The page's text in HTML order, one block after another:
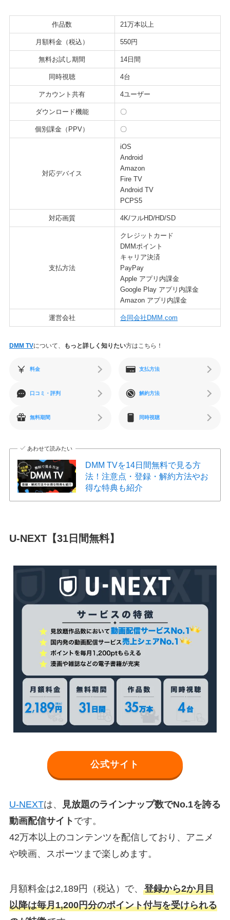
作品数 21万本以上
月額料金（税込） 550円
無料お試し期間 14日間
同時視聴 4台
アカウント共有 4ユーザー
ダウンロード機能 〇
個別課金（PPV） 〇
対応デバイス
iOS
Android
Amazon
Fire TV
Android TV
PCPS5
対応画質 4K/フルHD/HD/SD
支払方法
クレジットカード
DMMポイント
キャリア決済
PayPay
Apple アプリ内課金
Google Play アプリ内課金
Amazon アプリ内課金
運営会社 合同会社DMM.com
DMM TVについて、 もっと詳しく知りたい方はこちら！
料金 支払方法
口コミ・評判 解約方法
無料期間 同時視聴
あわせて読みたい
DMM TVを14日間無料で見る方
法！注意点・登録・解約方法やお
得な特典も紹介
U-NEXT【31日間無料】
公式サイト
U-NEXTは、
見放題のラインナップ数でNo.1を誇る
動画配信サイト です。
42万本以上のコンテンツを配信しており、アニメ
や映画、スポーツまで楽しめます。
月額料金は2,189円（税込）で、 登録から2か月目
以降は毎月1,200円分のポイント付与を受けられる